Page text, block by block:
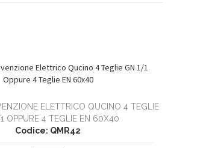
ELETTRICO QUCINO 4 TEGLIE
OPPURE 4 TEGLIE EN 60X40
Codice: QMR42